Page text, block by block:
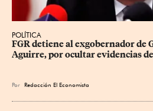
POLÍTICA
FGR detiene al exgobernador de
Aguirre, por ocultar evidencias
Por Redacción El Economista